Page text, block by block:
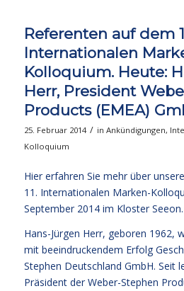
Referenten auf dem
Internationalen
Kolloquium. Heute:
Herr, President
Products (EMEA)
25. Februar 2014 / in Ankündigungen,
Kolloquium
Hier erfahren Sie mehr über
11. Internationalen Marken-
September 2014 im Kloster Seeon.
Hans-Jürgen Herr, geboren 1962,
mit beeindruckendem Erfolg
Stephen Deutschland GmbH. Seit
Präsident der Weber-Stephen